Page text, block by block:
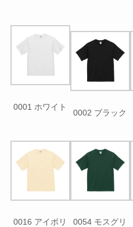
0001 ホワイト
0002 ブラック
0016 アイボリ
0054 モスグリ